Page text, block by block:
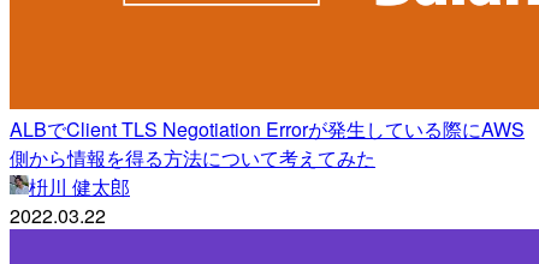
ALBでClient TLS Negotiation Errorが発生している際にAWS
側から情報を得る方法について考えてみた
枡川 健太郎
2022.03.22